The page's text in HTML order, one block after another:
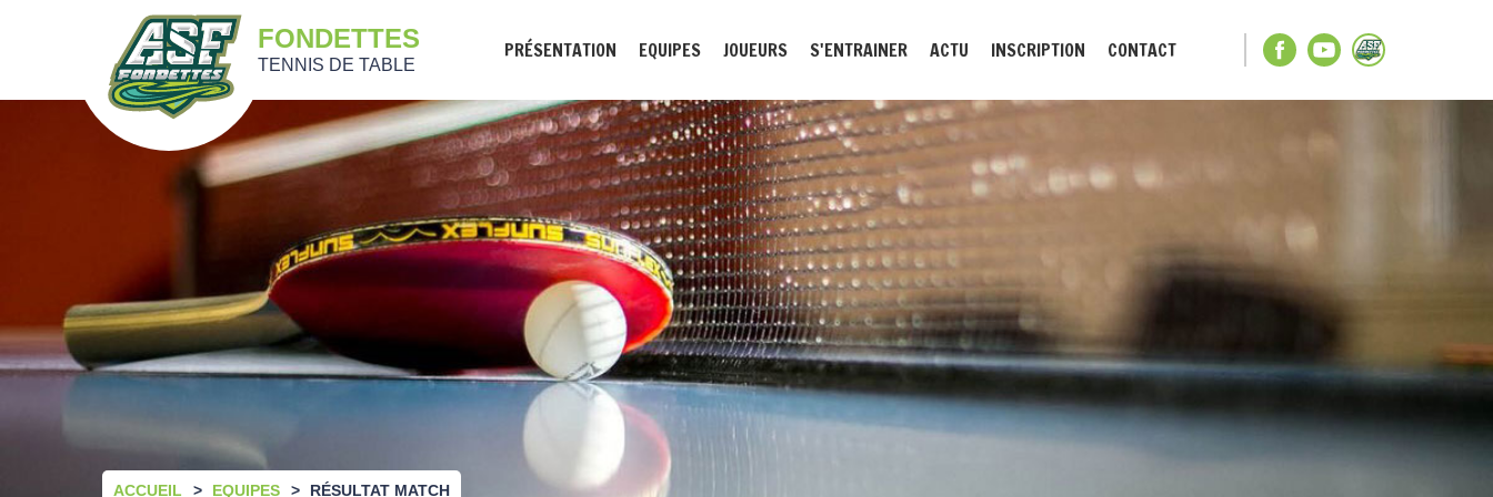
FONDETTES
TENNIS DE TABLE
PRÉSENTATION EQUIPES JOUEURS S'ENTRAINER ACTU INSCRIPTION CONTACT
ACCUEIL EQUIPES RÉSULTAT MATCH